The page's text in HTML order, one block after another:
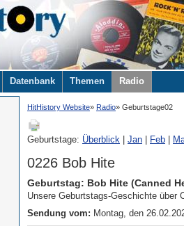
Datenbank Themen Radio
HitHistory Website Radio Geburtstage02
Geburtstage: Überblick Jan Feb
0226 Bob Hite
Geburtstag: Bob Hite (Canned
Unsere Geburtstags-Geschichte über
Sendung vom: Montag, den